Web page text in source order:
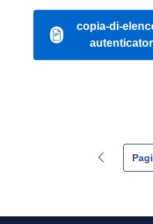
copia-di-
Pagina